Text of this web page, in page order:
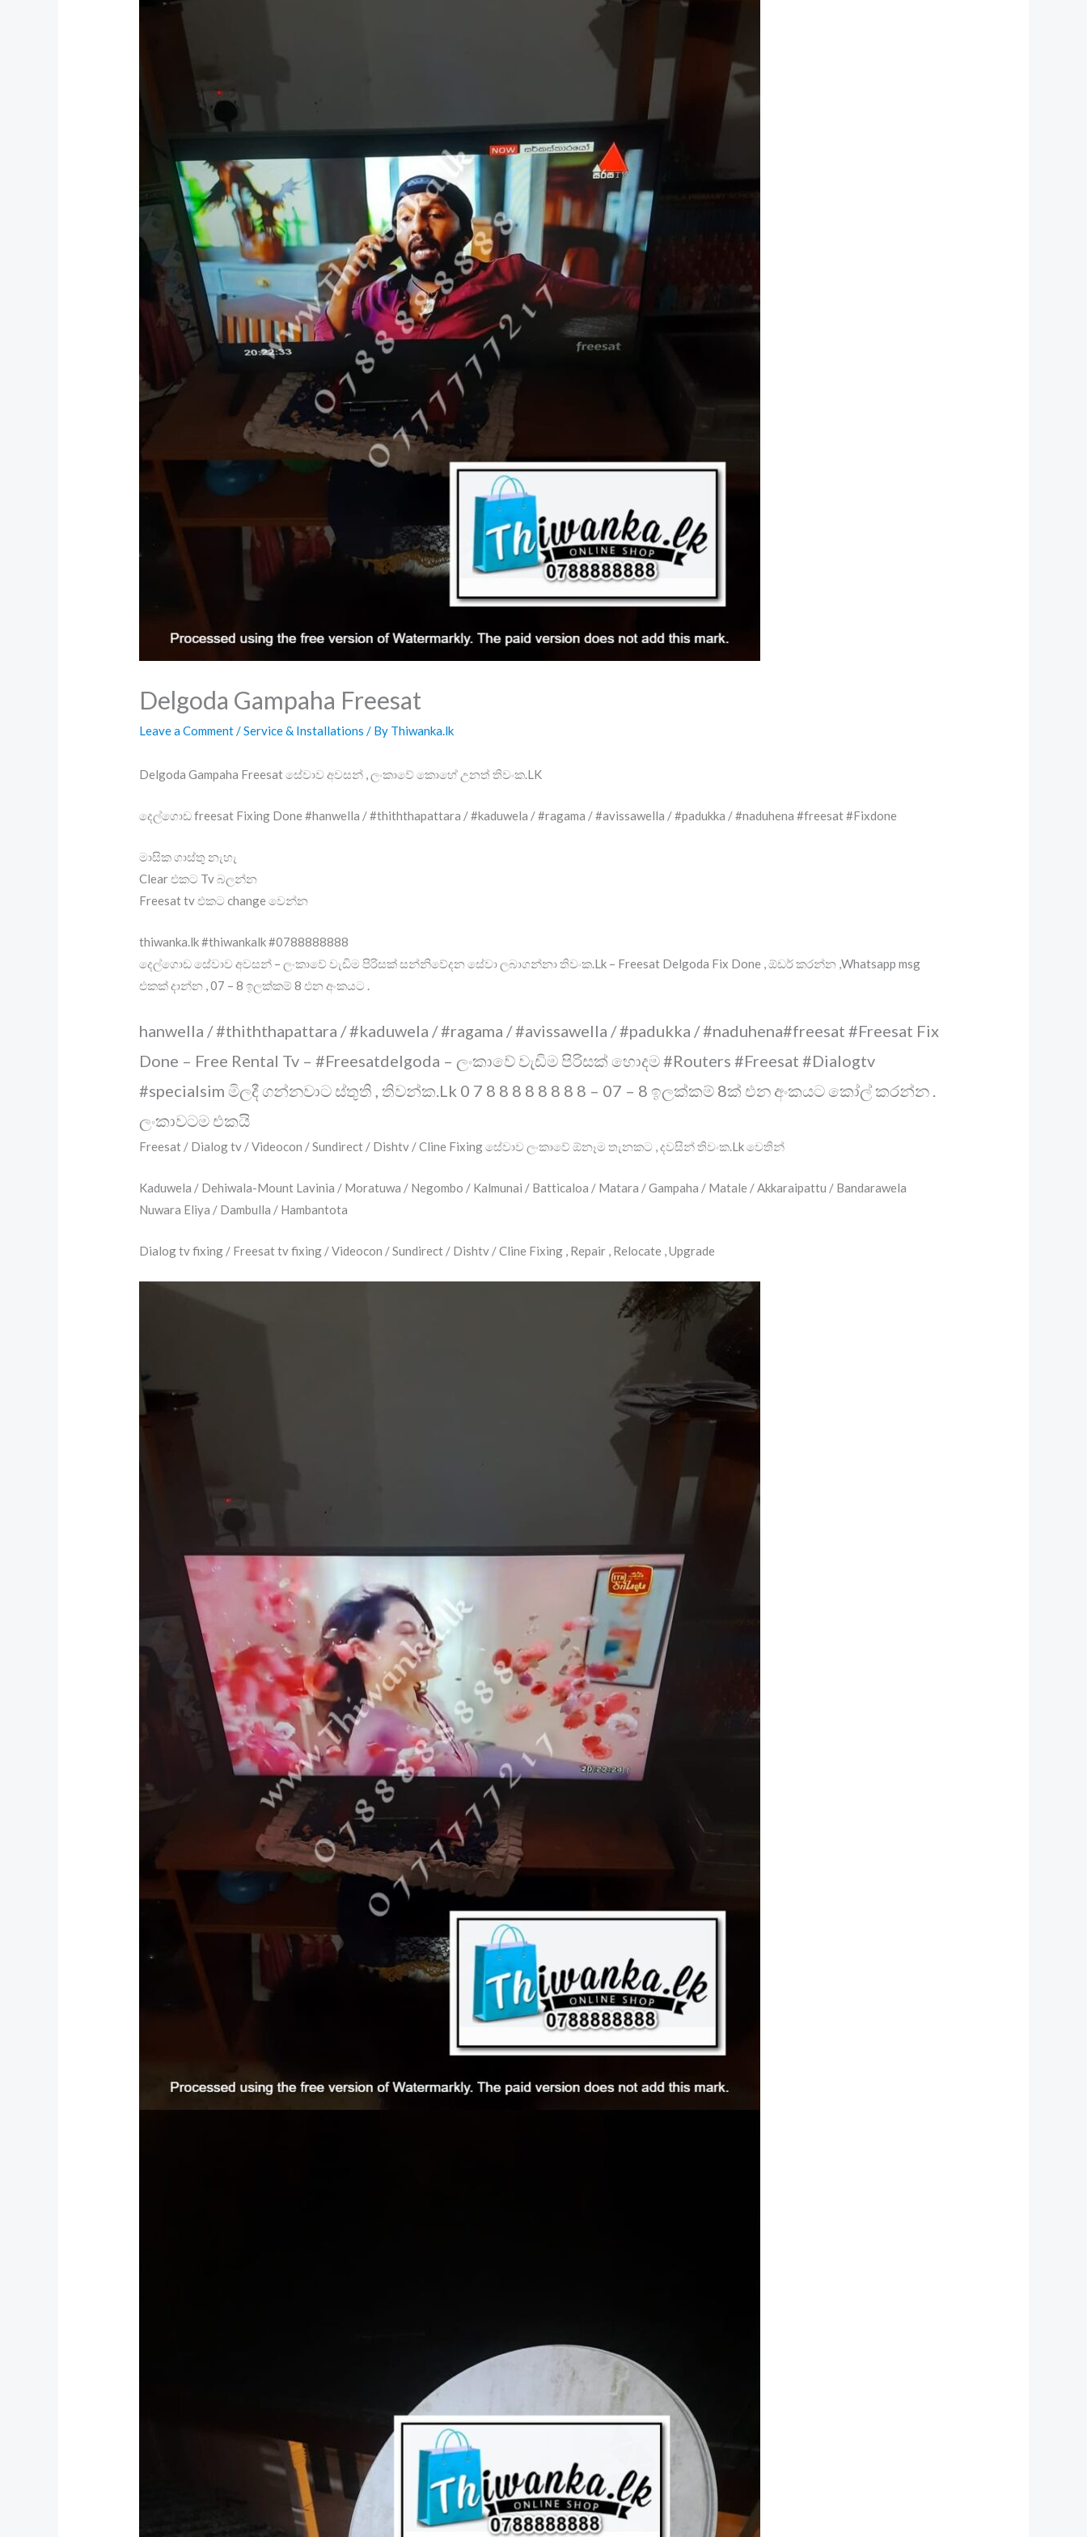
Delgoda Gampaha Freesat
Leave a Comment/Service & Installations / By Thiwanka.lk
Delgoda Gampaha Freesat සේවාව අවසන් , ලංකාවේ කොහේ උනත් තිවංක.LK
දෙල්ගොඩ freesat Fixing Done #hanwella / #thiththapattara / #kaduwela / #ragama / #avissawella / #padukka / #naduhena #freesat #Fixdone
මාසික ගාස්තු නැහැ
Clear එකට Tv බලන්න
Freesat tv එකට change වෙන්න
thiwanka.lk #thiwankalk #0788888888
දෙල්ගොඩ සේවාව අවසන් – ලංකාවේ වැඩිම පිරිසක් සන්නිවේදන සේවා ලබාගන්නා තිවංක.Lk – Freesat Delgoda Fix Done , ඕඩර් කරන්න ,Whatsapp msg
එකක් දාන්න , 07 – 8 ඉලක්කම් 8 එන අංකයට .
hanwella / #thiththapattara / #kaduwela / #ragama / #avissawella / #padukka / #naduhena#freesat #Freesat Fix
Done – Free Rental Tv – #Freesatdelgoda – ලංකාවේ වැඩිම පිරිසක් හොදම #Routers #Freesat #Dialogtv
#specialsim මිලදී ගන්නවාට ස්තුති , තිවන්ක.Lk 0 7 8 8 8 8 8 8 8 8 – 07 – 8 ඉලක්කම් 8ක් එන අංකයට කෝල් කරන්න .
ලංකාවටම එකයි
Freesat / Dialog tv / Videocon / Sundirect / Dishtv / Cline Fixing සේවාව ලංකාවේ ඕනෑම තැනකට , දවසින් තිවංක.Lk වෙතින්
Kaduwela / Dehiwala-Mount Lavinia / Moratuwa / Negombo / Kalmunai / Batticaloa / Matara / Gampaha / Matale / Akkaraipattu / Bandarawela
Nuwara Eliya / Dambulla / Hambantota
Dialog tv fixing / Freesat tv fixing / Videocon / Sundirect / Dishtv / Cline Fixing , Repair , Relocate , Upgrade